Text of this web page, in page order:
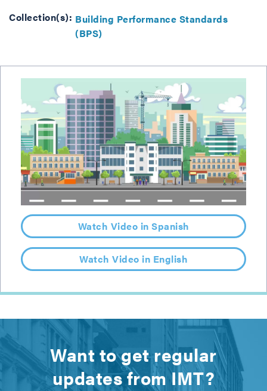
Collection(s): Building Performance Standards
(BPS)
Watch Video in Spanish
Watch Video in English
Want to get regular
updates from IMT?